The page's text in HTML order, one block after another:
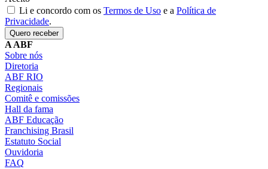
Li e concordo com os Termos de Uso e a Política de
Privacidade.
Quero receber
A ABF
Sobre nós
Diretoria
ABF RIO
Regionais
Comitê e comissões
Hall da fama
ABF Educação
Franchising Brasil
Estatuto Social
Ouvidoria
FAQ